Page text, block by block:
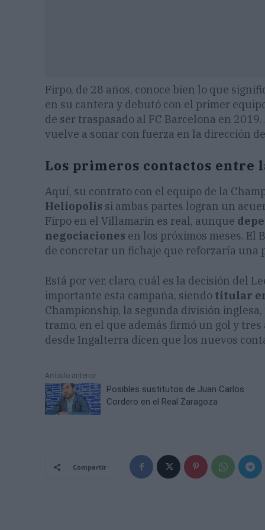
Firpo, de 28 años, conoce bien lo que
en su cantera y debutó con el primer
de ser traspasado al FC Barcelona en
vuelve a sonar con fuerza en la dirección
Los primeros contactos entre
Aquí, su contrato con el equipo de la
Heliopolis si ambas partes logran un
Firpo en el Villamarin es real, aunque
negociaciones en los próximos meses. El
de concretar un fichaje que reforzaría una
Está por ver, claro, cuál es la decisión del
importante esta campaña, siendo titular
Championship, la segunda división
tramo, en el que además firmó un gol y
desde Ingalterra dicen que los nuevos
Artículo anterior
Posibles sustitutos de Juan Carlos
Cordero en el Real Zaragoza
Compartir